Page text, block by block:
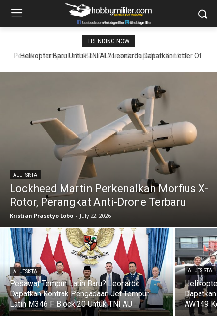
TRENDING NOW
Helikopter Baru Untuk TNI AL? Leonardo Dapatkan Letter Of
ALUTSISTA
Lockheed Martin Perkenalkan Morfius X-
Rotor, Perangkat Anti-Drone Terbaru
Kristian Prasetyo Lobo - July 22, 2026
ALUTSISTA
Pesawat Tempur Latih Baru? Leonardo
Dapatkan Kontrak Pengadaan Jet Tempur
Latih M346 F Block 20 Untuk TNI AU
ALUTSISTA
AW149